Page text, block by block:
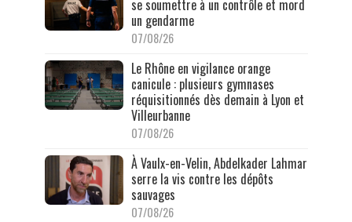
se soumettre à un contrôle et mord
un gendarme
07/08/26
Le Rhône en vigilance orange
canicule : plusieurs gymnases
réquisitionnés dès demain à Lyon et
Villeurbanne
07/08/26
À Vaulx-en-Velin, Abdelkader Lahmar
serre la vis contre les dépôts
sauvages
07/08/26